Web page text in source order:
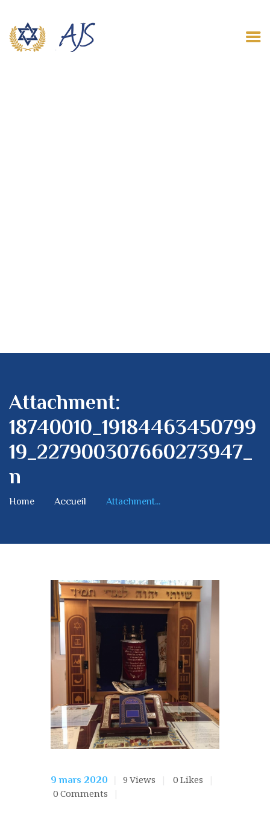
Attachment:
18740010_19184463450799
19_227900307660273947_
n
Home Accueil Attachment...
9 mars 2020 9 Views 0 Likes
0 Comments